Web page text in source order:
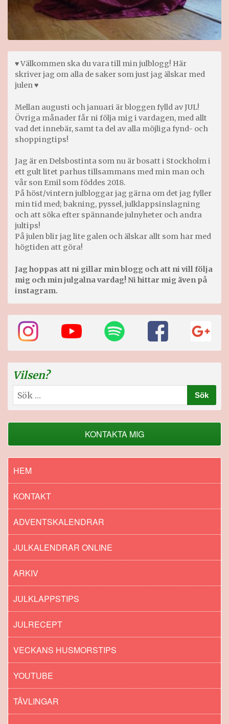
♥ Välkommen ska du vara till min julblogg! Här
skriver jag om alla de saker som just jag älskar med
julen ♥
Mellan augusti och januari är bloggen fylld av JUL!
Övriga månader får ni följa mig i vardagen, med allt
vad det innebär, samt ta del av alla möjliga fynd- och
shoppingtips!
Jag är en Delsbostinta som nu är bosatt i Stockholm i
ett gult litet parhus tillsammans med min man och
vår son Emil som föddes 2018.
På höst/vintern julbloggar jag gärna om det jag fyller
min tid med; bakning, pyssel, julklappsinslagning
och att söka efter spännande julnyheter och andra
jultips!
På julen blir jag lite galen och älskar allt som har med
högtiden att göra!
Jag hoppas att ni gillar min blogg och att ni vill följa
mig och min julgalna vardag! Ni hittar mig även på
instagram.
Vilsen?
Sök
efter:
KONTAKTA MIG
HEM
KONTAKT
ADVENTSKALENDRAR
JULKALENDRAR ONLINE
ARKIV
JULKLAPPSTIPS
JULRECEPT
VECKANS HUSMORSTIPS
YOUTUBE
TÄVLINGAR